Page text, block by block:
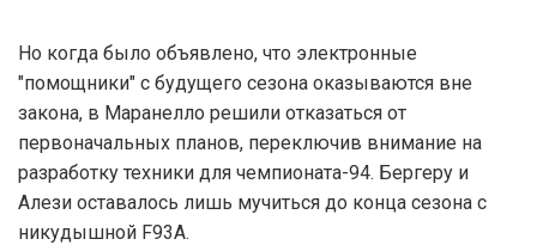
Но когда было объявлено, что электронные
"помощники" с будущего сезона оказываются вне
закона, в Маранелло решили отказаться от
первоначальных планов, переключив внимание на
разработку техники для чемпионата-94. Бергеру и
Алези оставалось лишь мучиться до конца сезона с
никудышной F93A.